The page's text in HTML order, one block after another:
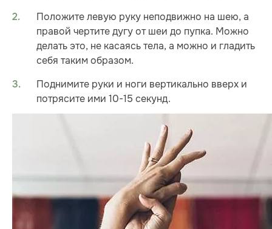
Положите левую руку неподвижно на шею, а
правой чертите дугу от шеи до пупка. Можно
делать это, не касаясь тела, а можно и гладить
себя таким образом.
Поднимите руки и ноги вертикально вверх и
потрясите ими 10-15 секунд.